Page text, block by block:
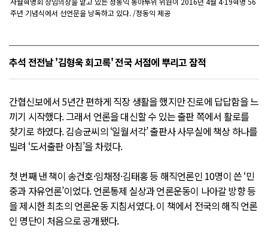
주년 기념식에서 선언문을 낭독하고 있다. /정동익 제공
추석 전전날 '김형욱 회고록' 전국 서점에 뿌리고 잠적
간협신보에서 5년간 편하게 직장 생활을 했지만 진로에 답답함을 느
끼기 시작했다. 그래서 언론을 대신할 수 있는 출판 쪽에서 활로를
찾기로 하였다. 김승균씨의 ‘일월서각’ 출판사 사무실에 책상 하나를
빌려 ‘도서출판 아침’을 차렸다.
첫 번째 낸 책이 송건호·임채정·김태홍 등 해직언론인 10명이 쓴 ‘민
중과 자유언론’이었다. 언론통제 실상과 언론운동이 나아갈 방향 등
을 제시한 최초의 언론운동 지침서였다. 이 책에서 전국의 해직 언론
인 명단이 처음으로 공개됐다.